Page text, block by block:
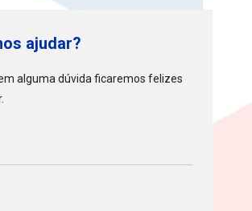
ajudar?
alguma dúvida ficaremos felizes